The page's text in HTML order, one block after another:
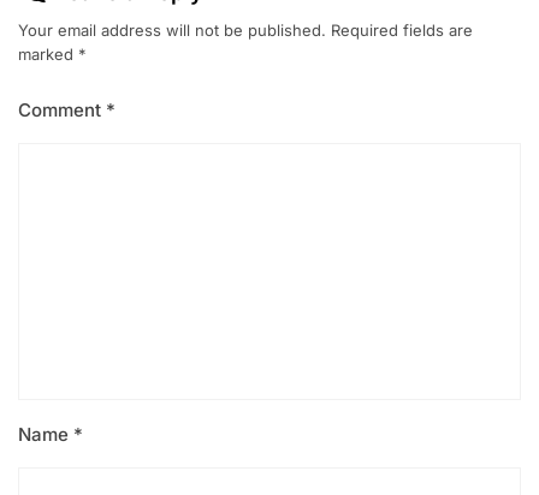
Your email address will not be published. Required fields are
marked *
Comment *
Name *